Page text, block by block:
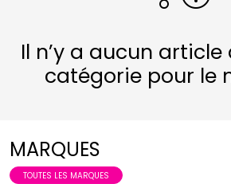
Il n’y a aucun
catégorie pour le
MARQUES
TOUTES LES MARQUES